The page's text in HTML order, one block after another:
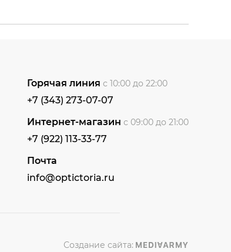
Горячая линия с 10:00 до 22:00
+7 (343) 273-07-07
Интернет-магазин с 09:00 до 21:00
+7 (922) 113-33-77
Почта
info@optictoria.ru
Создание сайта: